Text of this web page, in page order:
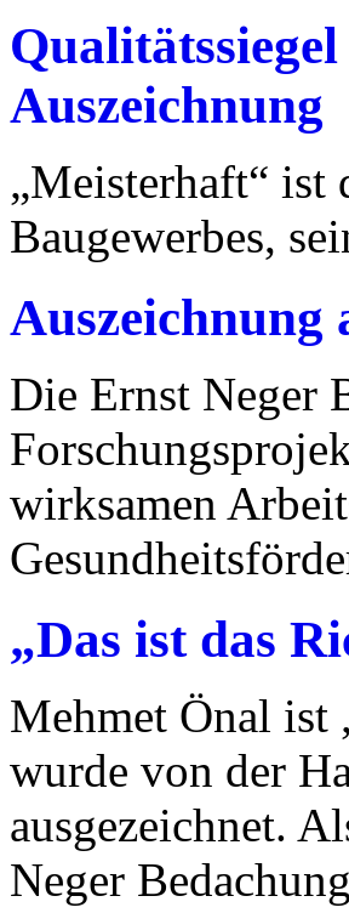
Auszeichnung
„Meisterhaft“ ist
Baugewerbes,
Auszeichnung
Die Ernst Neger
wirksamen
„Das ist das
Mehmet Önal ist
wurde von der
ausgezeichnet.
Neger